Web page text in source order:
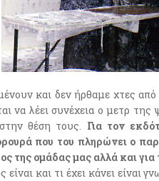
και δεν ήρθαμε χτες
να λέει συνέχεια ο μετρ
θέση τους. Για τον
που του πληρώνει ο
της ομάδας μας αλλά και
είναι και τι έχει κάνει